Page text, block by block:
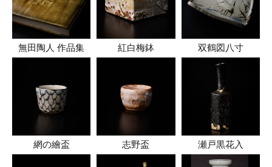
無田陶人 作品集 紅白梅鉢 双鶴図八寸
網の繪盃 志野盃 瀬戸黒花入